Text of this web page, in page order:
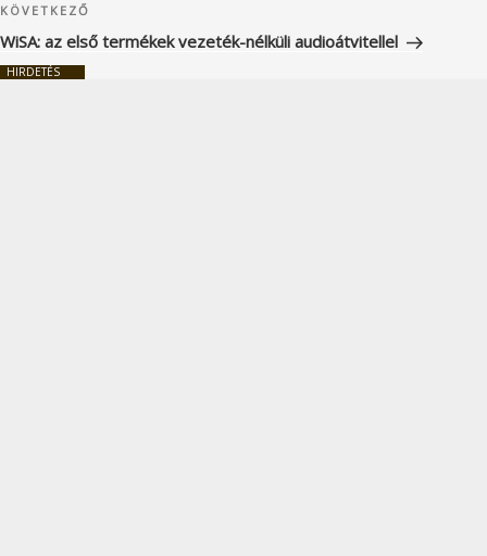
Következő
bejegyzés
KÖVETKEZŐ
WiSA: az első termékek vezeték-nélküli audioátvitellel
HIRDETÉS